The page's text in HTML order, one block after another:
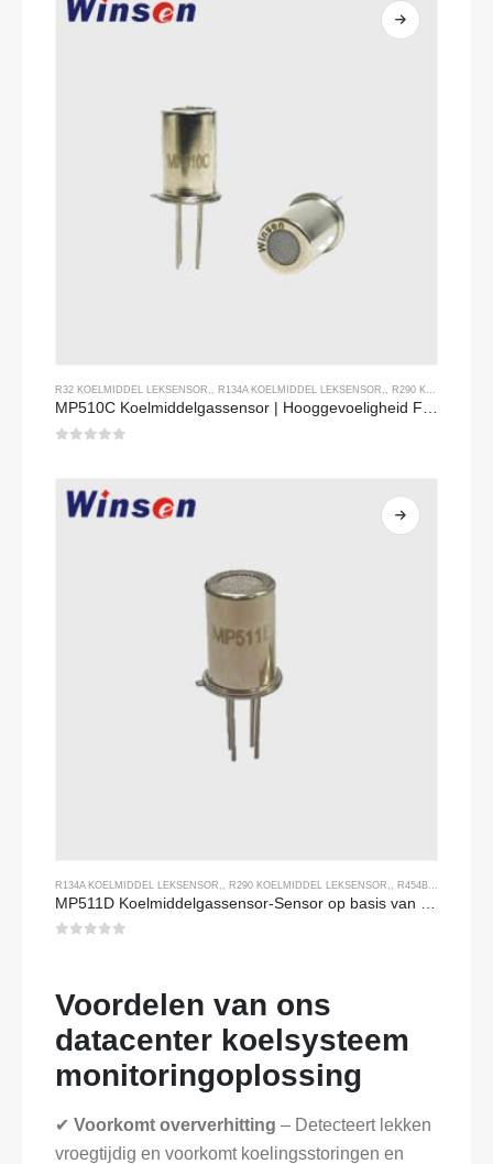
R32 KOELMIDDEL LEKSENSOR R134A KOELMIDDEL LEKSENSOR R290 KOELMIDDEL LEKSENSOR
R134A KOELMIDDEL LEKSENSOR R290 KOELMIDDEL LEKSENSOR R454B KOELMIDDEL LEKSENSOR
Voordelen van ons
datacenter koelsysteem
monitoringoplossing
✔ Voorkomt oververhitting – Detecteert lekken
vroegtijdig en voorkomt koelingsstoringen en